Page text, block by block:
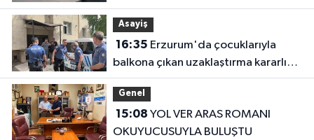
çarptı
Asayiş
16:35
balkona çıkan uzaklaştırma kararlı
koca ikna edildi
Genel
15:08
OKUYUCUSUYLA BULUŞTU